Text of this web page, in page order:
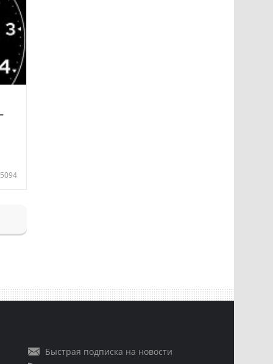
5094
Быстрая подписка на новости